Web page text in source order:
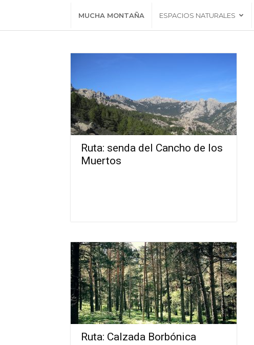
MUCHA MONTAÑA ESPACIOS NATURALES
Ruta: senda del Cancho de los
Muertos
Ruta: Calzada Borbónica